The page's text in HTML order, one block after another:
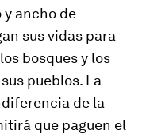
ancho de
sus vidas para
bosques y los
pueblos. La
de la
que paguen el